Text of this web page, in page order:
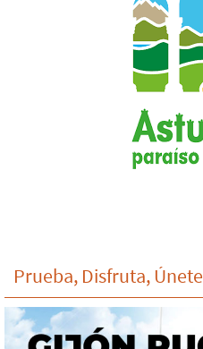
Prueba, Disfruta, Únete